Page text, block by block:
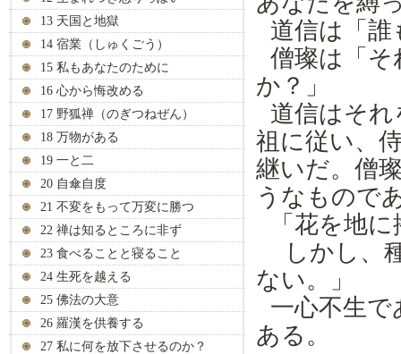
13 天国と地獄
14 宿業（しゅくごう）
15 私もあなたのために
16 心から悔改める
17 野狐禅（のぎつねぜん）
18 万物がある
19 一と二
20 自傘自度
21 不変をもって万変に勝つ
22 禅は知るところに非ず
23 食べることと寝ること
24 生死を越える
25 佛法の大意
26 羅漢を供養する
27 私に何を放下させるのか？
道信は「
僧璨は「
か？」
道信はそ
祖に従い、
継いだ。僧
うなもので
「花を地
しかし、
ない。」
一心不生
ある。